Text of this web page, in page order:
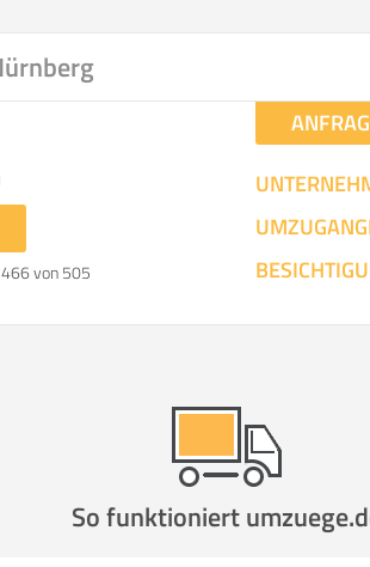
umziehen
Stunden
Stunden
ICH WILL SELBST UMZIEHEN
von 505
So funktioniert